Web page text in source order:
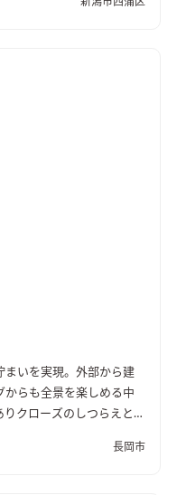
外への防音効果も担って
まいを実現。外部から建
からも全景を楽しめる中
クローズのしつらえとし
長岡市